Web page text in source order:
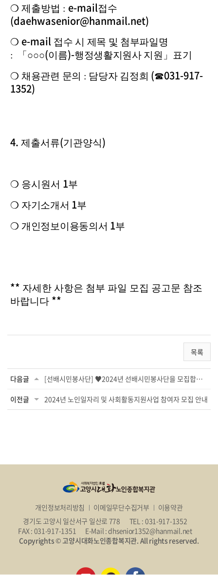
❍ 제출방법 : e-mail접수
(daehwasenior@hanmail.net)
❍ e-mail 접수 시 제목 및 첨부파일명
:
「○○○(이름)-행정생활지원사 지원 」 표기
❍ 채용관련 문의 : 담당자 김정희 (☎031-917-
1352)
4. 제출서류(기관양식)
❍ 응시원서 1부
❍ 자기소개서 1부
❍ 개인정보이용동의서 1부
** 자세한 사항은 첨부 파일 모집 공고문 참조
바랍니다 **
목록
다음글 [선배시민봉사단] ♥2024년 선배시민봉사단을 모집합니다♥
이전글 2024년 노인일자리 및 사회활동지원사업 참여자 모집 안내
개인정보처리방침 이메일무단수집거부
이용약관
경기도 고양시 일산서구 일산로 778
TEL : 031-917-1352
FAX : 031-917-1351
E-Mail : dhsenior1352@hanmail.net
Copyrights © 고양시대화노인종합복지관. All rights reserved.